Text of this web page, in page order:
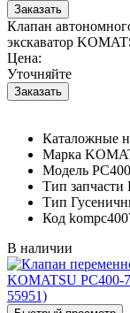
Клапан
экскаватор
Цена:
Уточняйте
Каталожные
Марка
Модель
Тип запчасти
Тип
Код
В наличии